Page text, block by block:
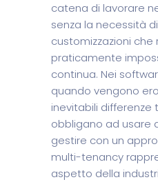
catena di lavorare
senza la necessità
customizzazioni
praticamente
continua. Nei
quando vengono
inevitabili differenze
obbligano ad usare
gestire con un
multi-tenancy
aspetto della